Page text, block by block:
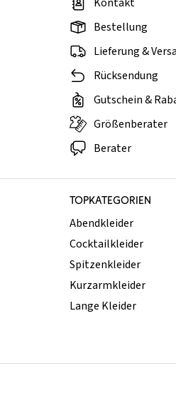
Bestellung
Lieferung &
Rücksendung
Gutschein &
Größenberater
Berater
TOPKATEGORIEN
Abendkleider
Cocktailkleider
Spitzenkleider
Kurzarmkleider
Lange Kleider